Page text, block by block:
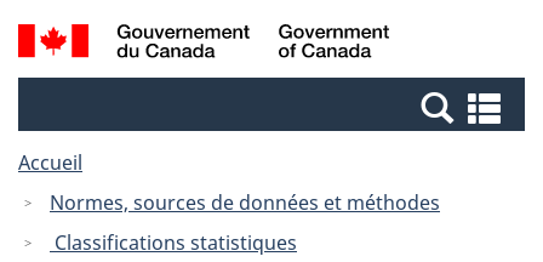
Passer
au
Passer
à
Canada
Recherche
et
et
Accueil
Normes, sources de données et méthodes
Classifications statistiques